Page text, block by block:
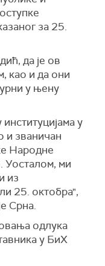
за 25.
да је ов
као и да они
у њену
у
и званичан
Народне
Уосталом, ми
из
25. октобра",
Срна.
одлука
у БиХ